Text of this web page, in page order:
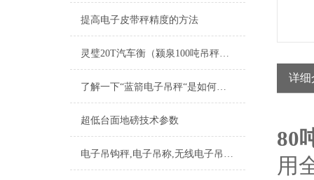
提高电子皮带秤精度的方法
灵璧20T汽车衡（颍泉100吨吊秤）怀远汽车地磅）祁门50T地磅维修
了解一下“蓝箭电子吊秤“是如何设计的
超低台面地磅技术参数
电子吊钩秤,电子吊称,无线电子吊称,采用新式吊钩的优势
详细
80
用